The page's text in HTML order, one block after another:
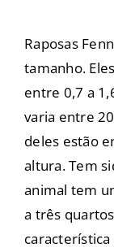
Raposas
tamanho.
entre 0,7 a
varia entre
deles estão
altura. Tem
animal tem
a três